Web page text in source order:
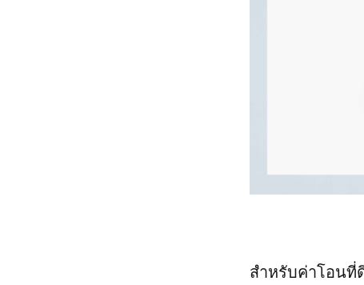
สำหรับค่าโอนที่